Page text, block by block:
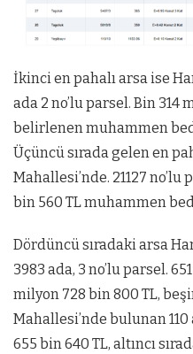
İkinci en pahalı arsa ise
ada 2 no’lu parsel. Bin
belirlenen muhammen
Üçüncü sırada gelen en
Mahallesi’nde. 21127
bin 560 TL muhammen
Dördüncü sıradaki arsa
3983 ada, 3 no’lu parsel.
milyon 728 bin 800 TL,
Mahallesi’nde bulunan
655 bin 640 TL, altıncı